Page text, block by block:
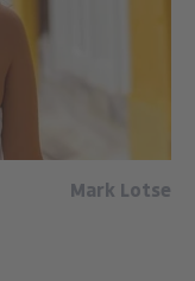
Mark Lotse